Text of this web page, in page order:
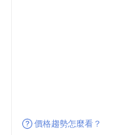
價格趨勢怎麼看？